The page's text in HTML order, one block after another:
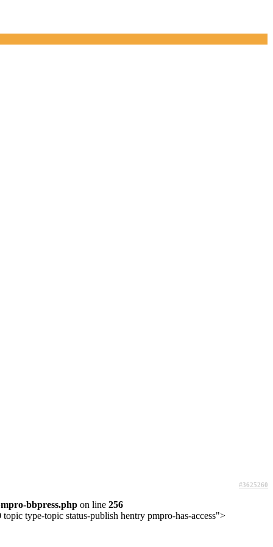
#3625260
bbpress.php on line 256
type-topic status-publish hentry pmpro-has-access">